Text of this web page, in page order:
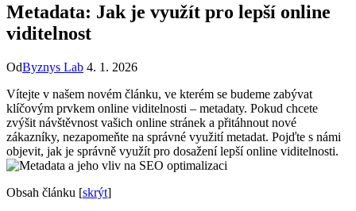
Metadata: Jak je využít pro lepší online
viditelnost
OdByznys Lab 4. 1. 2026
Vítejte v našem novém článku, ve kterém se budeme zabývat
klíčovým prvkem online viditelnosti – metadaty. Pokud chcete
zvýšit návštěvnost vašich online stránek a přitáhnout nové
zákazníky, nezapomeňte na správné využití metadat. Pojďte s námi
objevit, jak je správně využít pro dosažení lepší online viditelnosti.
Obsah článku [skrýt]